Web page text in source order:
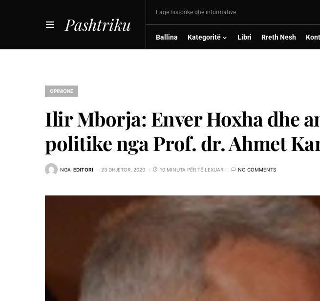
Pashtriku
Faqe historike dhe informative.
Ballina Kategoritë Libri Rreth Nesh
OPINIONE
Ilir Mborja: Enver Hoxha dhe
politike nga Prof. dr. Ahmet
NGA EDITORI 23 DHJETOR, 2020 10 MINUTA PËR TË LEXUAR NO COMMENTS